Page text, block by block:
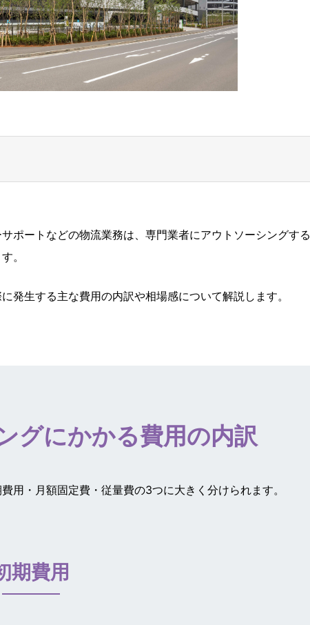
ポートなどの物流業務は、専門業者にアウトソーシングする
。
発生する主な費用の内訳や相場感について解説します。
グにかかる費用の内訳
用・月額固定費・従量費の3つに大きく分けられます。
期費用